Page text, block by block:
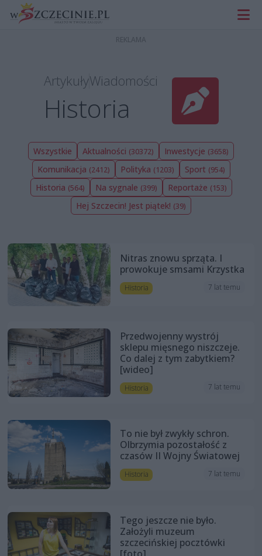
ArtykułyWiadomości
Historia
Wszystkie Aktualności (30372) Inwestycje (3658)
Komunikacja (2412) Polityka (1203) Sport (954)
Historia (564) Na sygnale (399) Reportaże (153)
Hej Szczecin! Jest piątek! (39)
Nitras znowu sprząta. I
prowokuje smsami Krzystka
Historia 7 lat temu
Przedwojenny wystrój
sklepu mięsnego niszczeje.
Co dalej z tym zabytkiem?
[wideo]
Historia 7 lat temu
To nie był zwykły schron.
Olbrzymia pozostałość z
czasów II Wojny Światowej
Historia 7 lat temu
Tego jeszcze nie było.
Założyli muzeum
szczecińskiej pocztówki